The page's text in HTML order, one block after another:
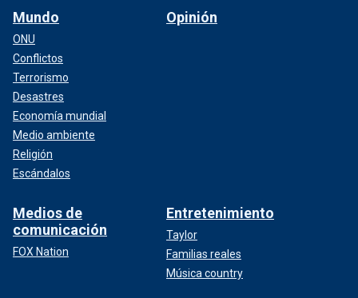
Mundo
ONU
Conflictos
Terrorismo
Desastres
Economía mundial
Medio ambiente
Religión
Escándalos
Opinión
Medios de
comunicación
FOX Nation
Entretenimiento
Taylor
Familias reales
Música country